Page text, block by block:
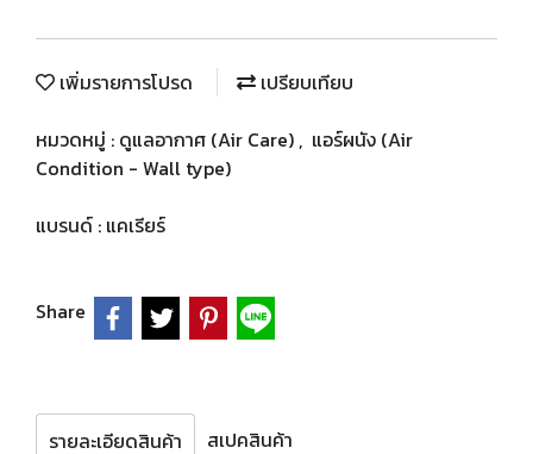
เพิ่มรายการโปรด
เปรียบเทียบ
หมวดหมู่ : ดูแลอากาศ (Air Care) , แอร์ผนัง (Air
Condition - Wall type)
แบรนด์ : แคเรียร์
Share
รายละเอียดสินค้า
สเปคสินค้า